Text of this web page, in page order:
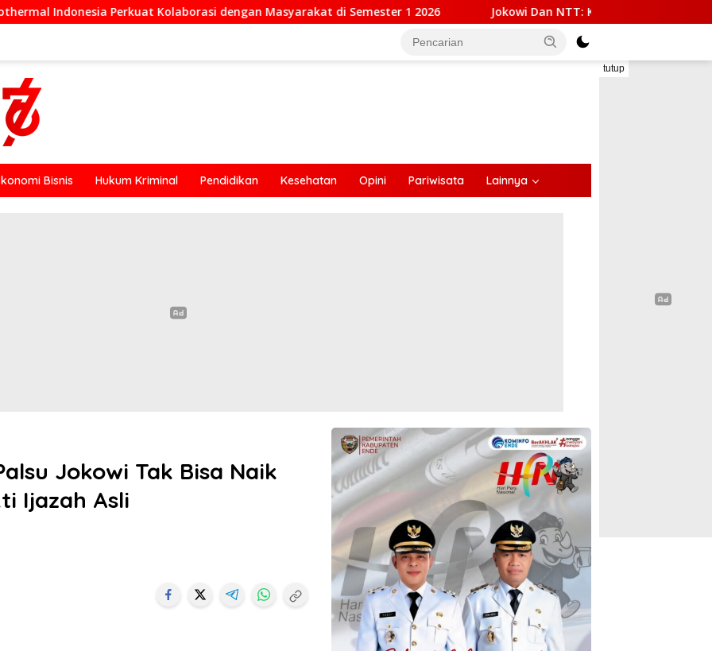
Kolaborasi dengan Masyarakat di Semester 1 2026 Jokowi Dan NTT: Kepemimpinan Yang Hadir, Bekerja, Dan
tutup
Bisnis Hukum Kriminal Pendidikan Kesehatan Opini Pariwisata Lainnya
Jokowi Tak Bisa Naik
Ijazah Asli